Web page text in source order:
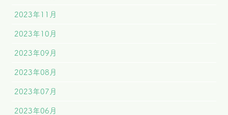
2023年11月
2023年10月
2023年09月
2023年08月
2023年07月
2023年06月